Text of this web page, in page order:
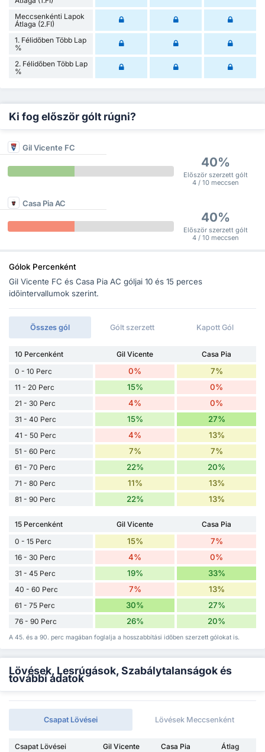
Meccsenkénti Lapok
Átlaga (2.FI)
1. Félidőben Több Lap
%
2. Félidőben Több Lap
%
Ki fog először gólt rúgni?
Gil Vicente FC
40%
Először szerzett gólt
4 / 10 meccsen
Casa Pia AC
40%
Először szerzett gólt
4 / 10 meccsen
Gólok Percenként
Gil Vicente FC és Casa Pia AC góljai 10 és 15 perces
időintervallumok szerint.
Összes gól Gólt szerzett Kapott Gól
10 Percenként Gil Vicente
Casa Pia
0 - 10 Perc
0% 7%
11 - 20 Perc 15% 0%
21 - 30 Perc 4% 0%
31 - 40 Perc 15% 27%
41 - 50 Perc 4% 13%
51 - 60 Perc 7% 7%
61 - 70 Perc 22% 20%
71 - 80 Perc 11% 13%
81 - 90 Perc 22% 13%
15 Percenként Gil Vicente
Casa Pia
0 - 15 Perc
15% 7%
16 - 30 Perc 4% 0%
31 - 45 Perc 19% 33%
40 - 60 Perc 7% 13%
61 - 75 Perc 30% 27%
76 - 90 Perc 26% 20%
A 45. és a 90. perc magában foglalja a hosszabbítási időben szerzett gólokat is.
Lövések, Lesrúgások, Szabálytalanságok és
további adatok
Csapat Lövései Lövések Meccsenként
Csapat Lövései Gil Vicente Casa Pia
Átlag